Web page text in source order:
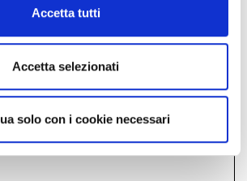
Accetta tutti
Accetta selezionati
solo con i cookie necessari
- Cinema sotto le stelle 2026
l'amicizia tra i popoli.
museo
a Castel Sismondo
in concerto con “Altro di